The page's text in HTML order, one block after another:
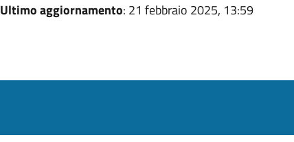
Ultimo aggiornamento: 21 febbraio 2025, 13:59